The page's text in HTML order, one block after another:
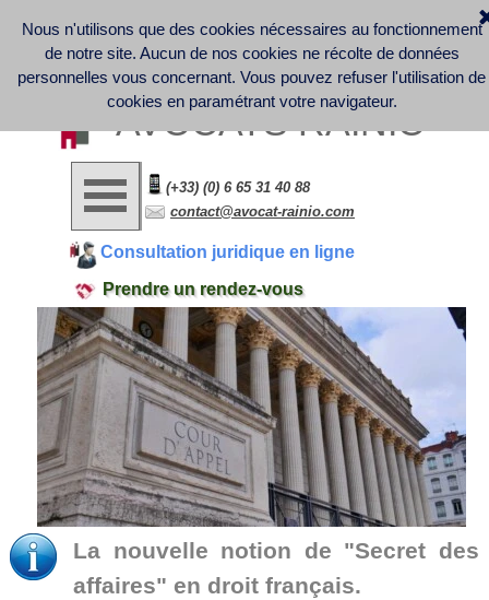
Nous n'utilisons que des cookies nécessaires au fonctionnement
de notre site. Aucun de nos cookies ne récolte de données
personnelles vous concernant. Vous pouvez refuser l'utilisation de
cookies en paramétrant votre navigateur.
Consultation juridique en ligne
Prendre un rendez-vous
traitement des données personnelles
AVOCATS RAINIO
(+33) (0) 6 65 31 40 88
contact@avocat-rainio.com
Discover France Company Launch | French Law office -
Business Law - Contract Law - Digital Law (GDPR) - Labor
Law
La nouvelle notion de "Secret des
affaires" en droit français.